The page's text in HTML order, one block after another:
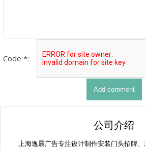
Code *:
公司介绍
上海逸晨广告专注设计制作安装门头招牌、